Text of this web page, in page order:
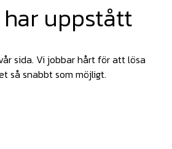
uppstått
sida. Vi jobbar hårt för att lösa
så snabbt som möjligt.